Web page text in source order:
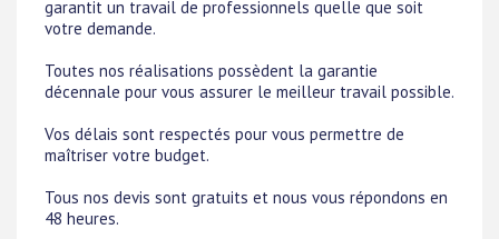
garantit un travail de professionnels quelle que soit
votre demande.
Toutes nos réalisations possèdent la garantie
décennale pour vous assurer le meilleur travail possible.
Vos délais sont respectés pour vous permettre de
maîtriser votre budget.
Tous nos devis sont gratuits et nous vous répondons en
48 heures.